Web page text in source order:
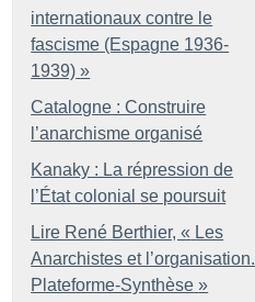
internationaux contre le
fascisme (Espagne 1936-
1939) »
Catalogne : Construire
l’anarchisme organisé
Kanaky : La répression de
l’État colonial se poursuit
Lire René Berthier, « Les
Anarchistes et l’organisation.
Plateforme-Synthèse »